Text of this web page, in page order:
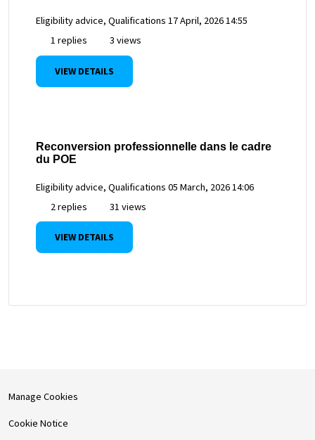
Eligibility advice, Qualifications 17 April, 2026 14:55
1 replies
3 views
VIEW DETAILS
Reconversion professionnelle dans le cadre
du POE
Eligibility advice, Qualifications 05 March, 2026 14:06
2 replies
31 views
VIEW DETAILS
Manage Cookies
Cookie Notice